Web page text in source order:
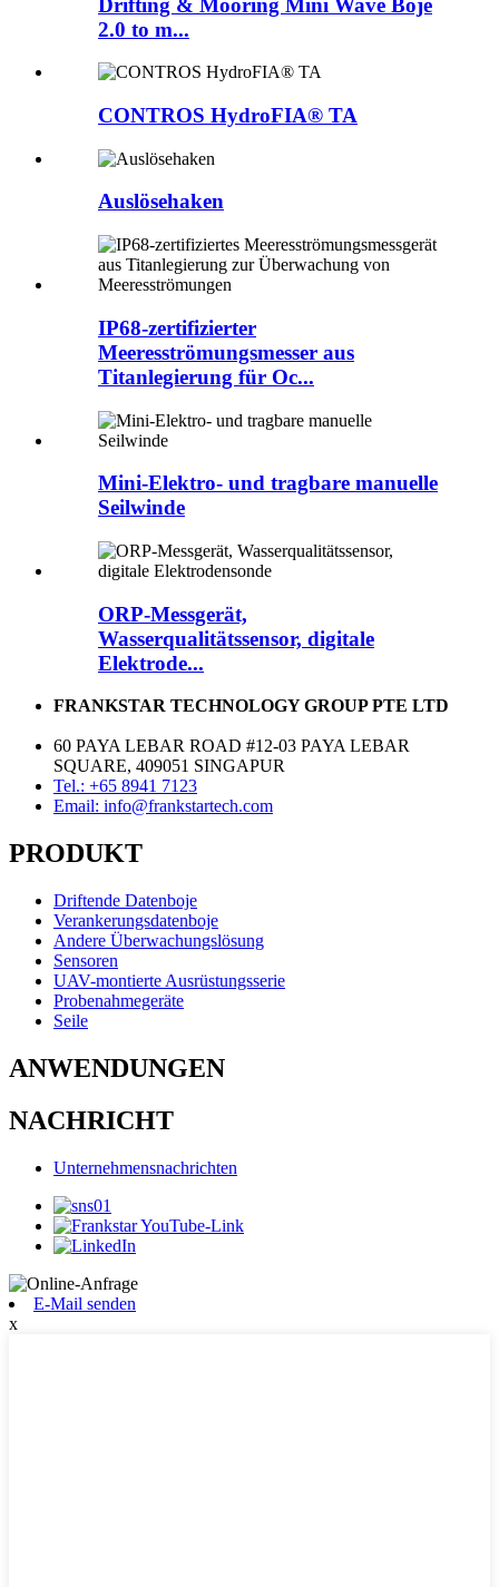
2.0 to m...
CONTROS HydroFIA® TA
Auslösehaken
IP68-zertifizierter
Meeresströmungsmesser aus
Titanlegierung für Oc...
Mini-Elektro- und tragbare manuelle
Seilwinde
ORP-Messgerät,
Wasserqualitätssensor, digitale
Elektrode...
FRANKSTAR TECHNOLOGY GROUP PTE LTD
60 PAYA LEBAR ROAD #12-03 PAYA LEBAR
SQUARE, 409051 SINGAPUR
Tel.: +65 8941 7123
Email: info@frankstartech.com
PRODUKT
Driftende Datenboje
Verankerungsdatenboje
Andere Überwachungslösung
Sensoren
UAV-montierte Ausrüstungsserie
Probenahmegeräte
Seile
ANWENDUNGEN
NACHRICHT
Unternehmensnachrichten
E-Mail senden
x